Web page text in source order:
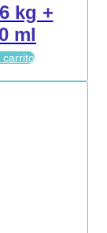
kg +
ml
carrito